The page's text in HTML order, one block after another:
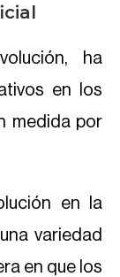
ha
en los
medida por
en la
variedad
en que los